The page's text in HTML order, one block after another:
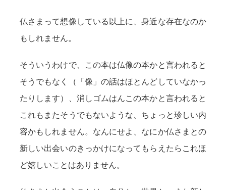
仏さまって想像している以上に、身近な存在なのか
もしれません。
そういうわけで、この本は仏像の本かと言われると
そうでもなく（「像」の話はほとんどしていなかっ
たりします）、消しゴムはんこの本かと言われると
これもまたそうでもないような、ちょっと珍しい内
容かもしれません。なんにせよ、なにか仏さまとの
新しい出会いのきっかけになってもらえたらこれほ
ど嬉しいことはありません。